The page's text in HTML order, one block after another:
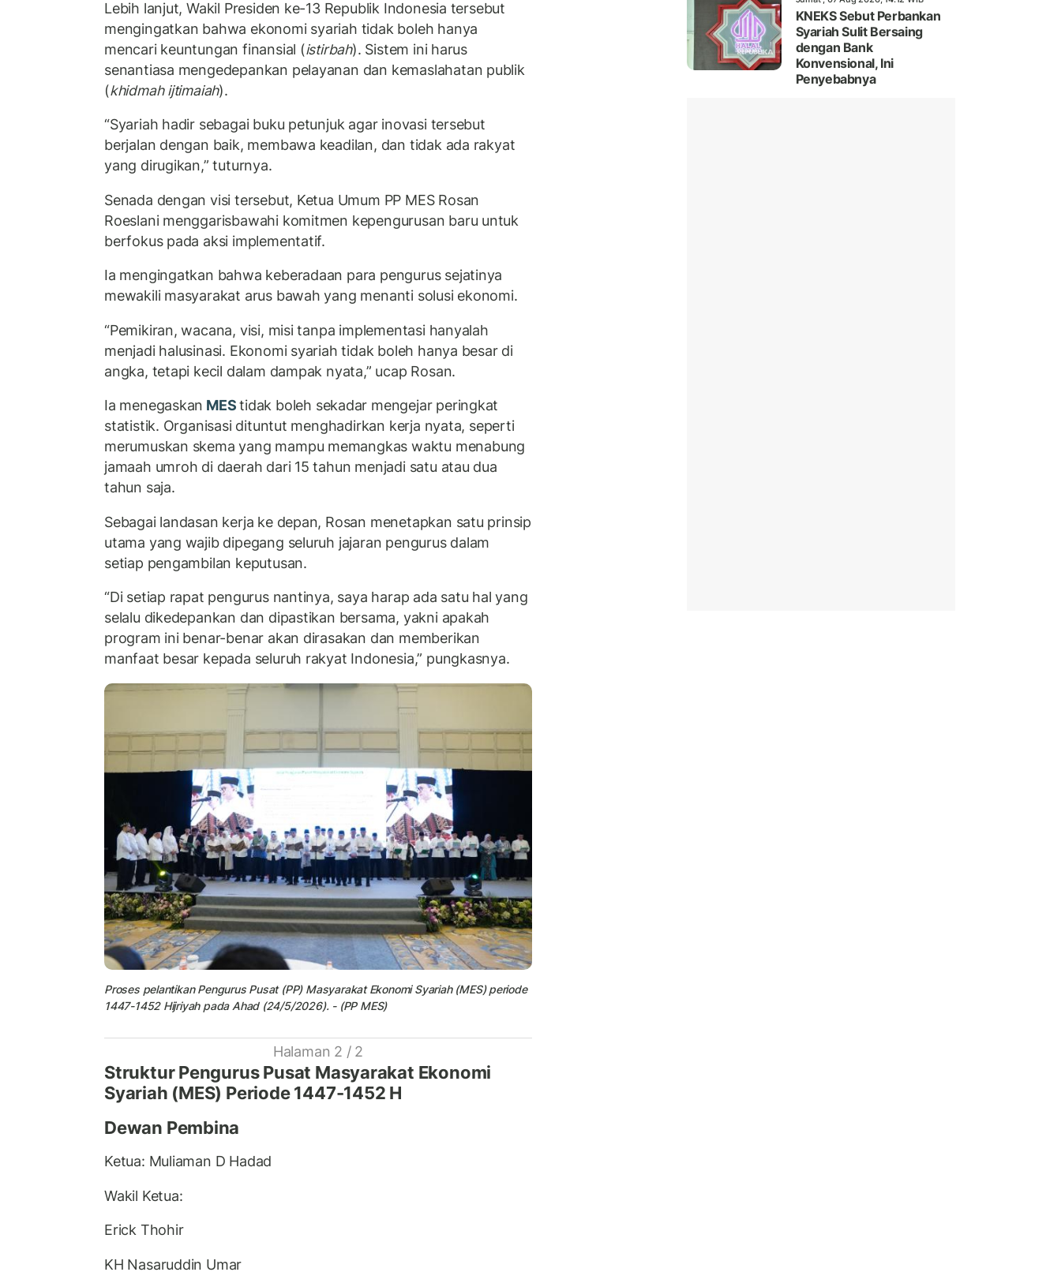
Lebih lanjut, Wakil Presiden ke-13 Republik Indonesia tersebut
mengingatkan bahwa ekonomi syariah tidak boleh hanya
mencari keuntungan finansial (istirbah). Sistem ini harus
senantiasa mengedepankan pelayanan dan kemaslahatan publik
(khidmah ijtimaiah).
“Syariah hadir sebagai buku petunjuk agar inovasi tersebut
berjalan dengan baik, membawa keadilan, dan tidak ada rakyat
yang dirugikan,” tuturnya.
Senada dengan visi tersebut, Ketua Umum PP MES Rosan
Roeslanimenggarisbawahi komitmen kepengurusan baru untuk
berfokus pada aksi implementatif.
Ia mengingatkan bahwa keberadaan para pengurus sejatinya
mewakili masyarakat arus bawah yang menanti solusi ekonomi.
“Pemikiran, wacana, visi, misi tanpa implementasi hanyalah
menjadi halusinasi. Ekonomi syariah tidak boleh hanya besar di
angka, tetapi kecil dalam dampak nyata,” ucap Rosan.
Ia menegaskan MEStidak boleh sekadar mengejar peringkat
statistik. Organisasi dituntut menghadirkan kerja nyata, seperti
merumuskan skema yang mampu memangkas waktu menabung
jamaah umroh di daerah dari 15 tahun menjadi satu atau dua
tahun saja.
Sebagai landasan kerja ke depan, Rosan menetapkan satu prinsip
utama yang wajib dipegang seluruh jajaran pengurus dalam
setiap pengambilan keputusan.
“Di setiap rapat pengurus nantinya, saya harap ada satu hal yang
selalu dikedepankan dan dipastikan bersama, yakni apakah
program ini benar-benar akan dirasakan dan memberikan
manfaat besar kepada seluruh rakyat Indonesia,” pungkasnya.
Proses pelantikan Pengurus Pusat (PP) Masyarakat Ekonomi Syariah (MES) periode
1447-1452 Hijriyah pada Ahad (24/5/2026). - (PP MES)
Halaman 2 / 2
Struktur Pengurus Pusat Masyarakat Ekonomi
Syariah (MES) Periode 1447-1452 H
Dewan Pembina
Ketua: Muliaman D Hadad
Wakil Ketua:
Erick Thohir
KH Nasaruddin Umar
KNEKS Sebut Perbankan
Syariah Sulit Bersaing
dengan Bank
Konvensional, Ini
Penyebabnya